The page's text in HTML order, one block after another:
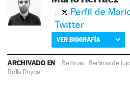
Perfil de
Twitter
VER BIOGRAFÍA
ARCHIVADO EN Berlinas · Berlinas de lujo
Rolls Royce